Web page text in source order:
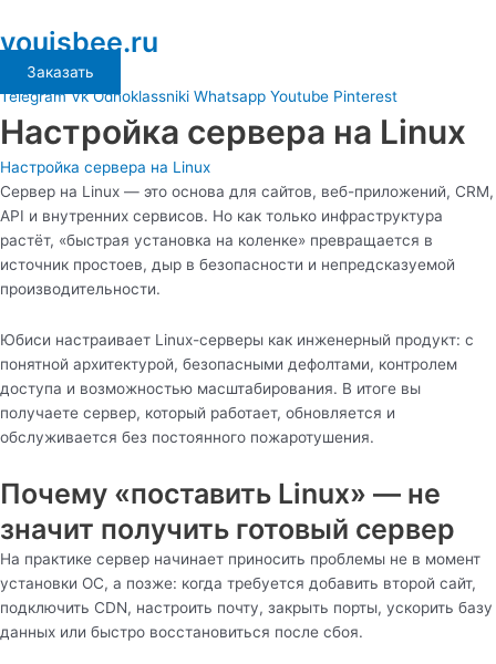
кyouisbee.ru
Заказать
Telegram Vk Odnoklassniki Whatsapp Youtube Pinterest
Menu
Настройка сервера на Linux
Настройка сервера на Linux
Сервер на Linux — это основа для сайтов, веб-приложений, CRM,
API и внутренних сервисов. Но как только инфраструктура
растёт, «быстрая установка на коленке» превращается в
источник простоев, дыр в безопасности и непредсказуемой
производительности.
Юбиси настраивает Linux-серверы как инженерный продукт: с
понятной архитектурой, безопасными дефолтами, контролем
доступа и возможностью масштабирования. В итоге вы
получаете сервер, который работает, обновляется и
обслуживается без постоянного пожаротушения.
Почему «поставить Linux» — не
значит получить готовый сервер
На практике сервер начинает приносить проблемы не в момент
установки ОС, а позже: когда требуется добавить второй сайт,
подключить CDN, настроить почту, закрыть порты, ускорить базу
данных или быстро восстановиться после сбоя.